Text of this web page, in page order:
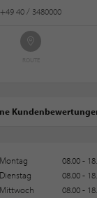
+49 40 / 3480000
Montag
08.00 -
Dienstag
08.00 -
Mittwoch
08.00 -